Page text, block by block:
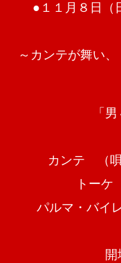
●１１月８日（
～カンテが舞い
「
カンテ （
トー
パルマ・バイ